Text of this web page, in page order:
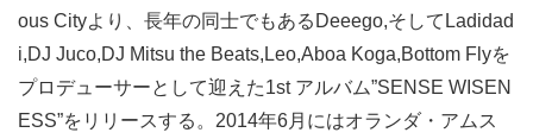
ous Cityより、長年の同士でもあるDeeego,そしてLadidad
i,DJ Juco,DJ Mitsu the Beats,Leo,Aboa Koga,Bottom Flyを
プロデューサーとして迎えた1st アルバム”SENSE WISEN
ESS”をリリースする。2014年6月にはオランダ・アムス